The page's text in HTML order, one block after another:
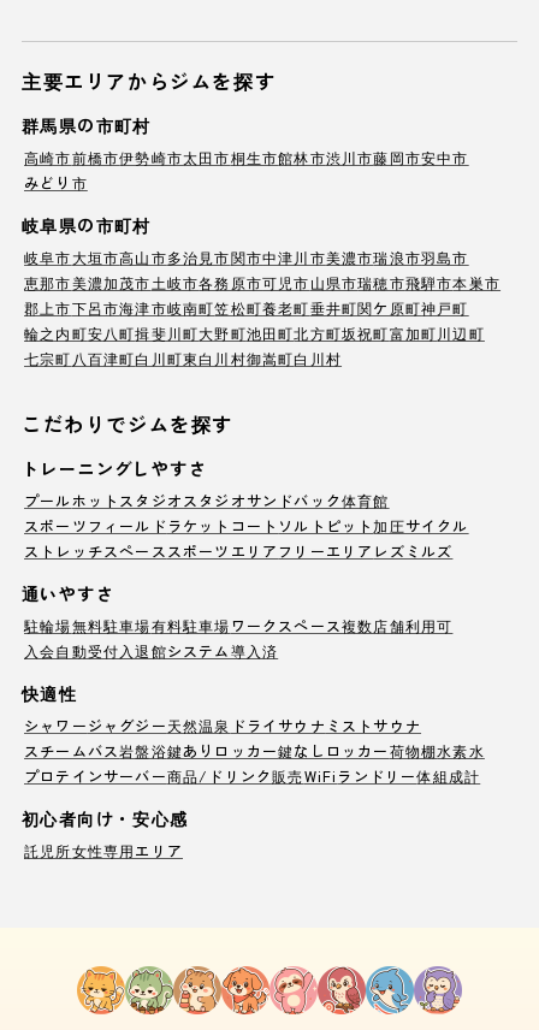
主要エリアからジムを探す
群馬県の市町村
高崎市前橋市伊勢崎市太田市桐生市館林市渋川市藤岡市安中市
みどり市
岐阜県の市町村
岐阜市大垣市高山市多治見市関市中津川市美濃市瑞浪市羽島市
恵那市美濃加茂市土岐市各務原市可児市山県市瑞穂市飛騨市本巣市
郡上市下呂市海津市岐南町笠松町養老町垂井町関ケ原町神戸町
輪之内町安八町揖斐川町大野町池田町北方町坂祝町富加町川辺町
七宗町 八百津町白川町東白川村御嵩町白川村
こだわりでジムを探す
トレーニングしやすさ
プールホットスタジオ スタジオサンドバック体育館
スポーツフィールド ラケットコート ソルトピット加圧サイクル
ストレッチスペース スポーツエリア フリーエリア レズミルズ
通いやすさ
駐輪場無料駐車場有料駐車場ワークスペース複数店舗利用可
入会自動受付 入退館システム導入済
快適性
シャワージャグジー天然温泉 ドライサウナ ミストサウナ
スチームバス岩盤浴鍵ありロッカー鍵なしロッカー荷物棚水素水
プロテインサーバー商品/ドリンク販売WiFi ランドリー体組成計
初心者向け・安心感
託児所女性専用エリア